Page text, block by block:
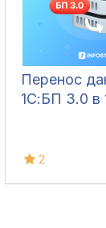
Перенос
1С:БП 3.0 в
2